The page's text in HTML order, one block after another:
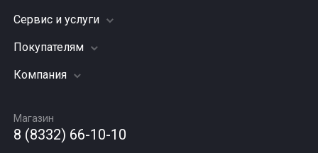
Шины
Грузовые шины
Диски
Автомасла
Сервис и услуги
Заправка кондиционера
Подвеска (ходовая часть)
Шиномонтаж
Покупателям
Акции
Гарантии и возврат
Компания
Вакансии
Новости
Магазин
8 (8332) 66-10-10